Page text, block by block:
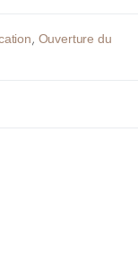
, Ouverture du